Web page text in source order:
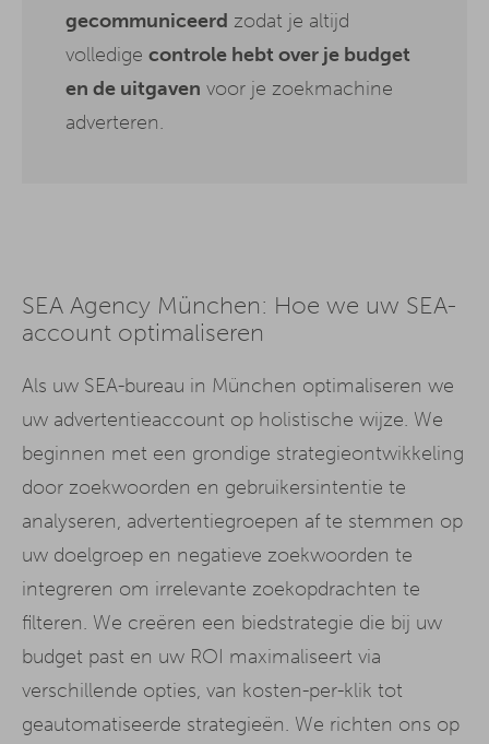
gecommuniceerd zodat je altijd
volledige controle hebt over je budget
en de uitgaven voor je zoekmachine
adverteren.
SEA Agency München: Hoe we uw SEA-
account optimaliseren
Als uw SEA-bureau in München optimaliseren we
uw advertentieaccount op holistische wijze. We
beginnen met een grondige strategieontwikkeling
door zoekwoorden en gebruikersintentie te
analyseren, advertentiegroepen af te stemmen op
uw doelgroep en negatieve zoekwoorden te
integreren om irrelevante zoekopdrachten te
filteren. We creëren een biedstrategie die bij uw
budget past en uw ROI maximaliseert via
verschillende opties, van kosten-per-klik tot
geautomatiseerde strategieën. We richten ons op